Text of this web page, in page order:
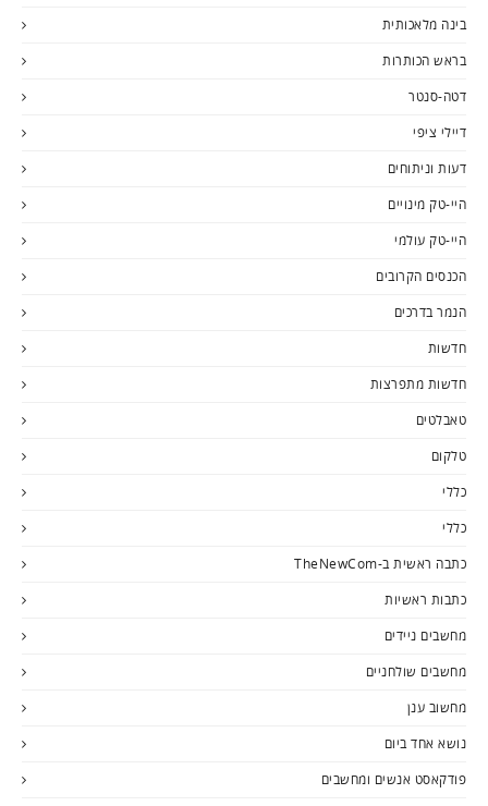
בינה מלאכותית
בראש הכותרות
דטה-סנטר
דיילי ציפי
דעות וניתוחים
היי-טק מינויים
היי-טק עולמי
הכנסים הקרובים
הנמר בדרכים
חדשות
חדשות מתפרצות
טאבלטים
טלקום
כללי
כללי
כתבה ראשית ב-TheNewCom
כתבות ראשיות
מחשבים ניידים
מחשבים שולחניים
מחשוב ענן
נושא אחד ביום
פודקאסט אנשים ומחשבים